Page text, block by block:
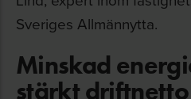
Sveriges Allmännytta.
Minskad
stärkt driftnetto